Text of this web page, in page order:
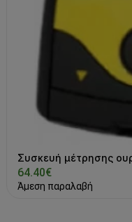
Συσκευή μέτρησης
64.40€
Άμεση παραλαβή